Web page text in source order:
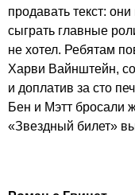
продавать текст:
сыграть главные
не хотел. Ребятам
Харви Вайнштейн,
и доплатив за сто
Бен и Мэтт бросали
«Звездный билет»